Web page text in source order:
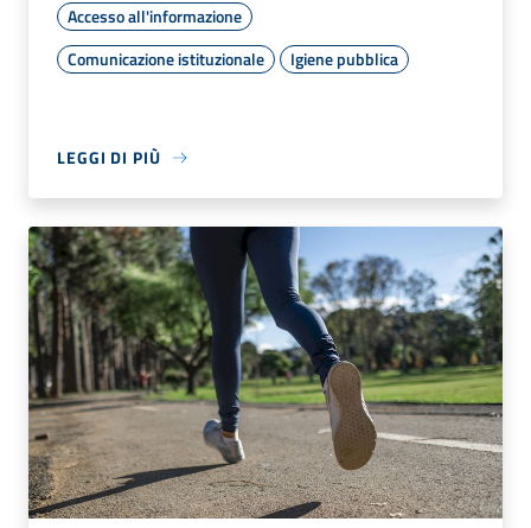
Accesso all'informazione
Comunicazione istituzionale
Igiene pubblica
LEGGI DI PIÙ